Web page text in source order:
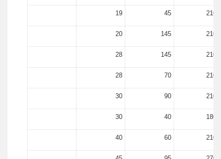
19 45 2100
20 145 2100
28 145 2100
28 70 2100
30 90 2100
30 40 1800
40 60 2100